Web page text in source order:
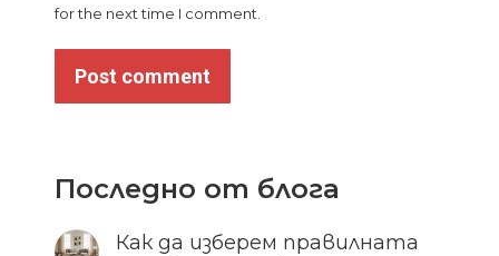
for the next time I comment.
Post comment
Последно от блога
Как да изберем правилната